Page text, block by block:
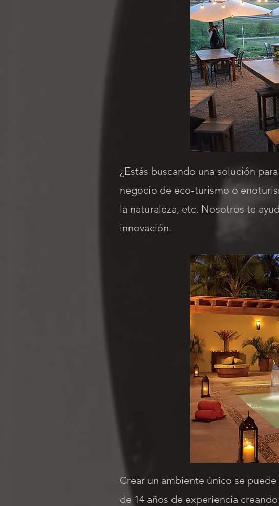
¿Estás buscando una solución
negocio de eco-turismo o
la naturaleza, etc. Nosotros te
innovación.
Crear un ambiente único se
de 14 años de experiencia